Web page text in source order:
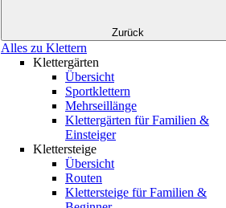
Zurück
Alles zu Klettern
Klettergärten
Übersicht
Sportklettern
Mehrseillänge
Klettergärten für Familien &
Einsteiger
Klettersteige
Übersicht
Routen
Klettersteige für Familien &